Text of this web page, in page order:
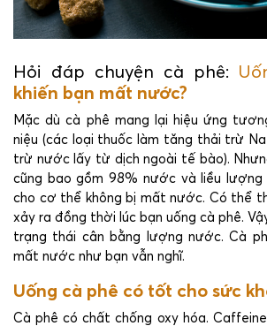
Hỏi đáp chuyện cà phê:
khiến bạn mất nước?
Mặc dù cà phê mang lại hiệu ứng
niệu (các loại thuốc làm tăng thải trừ
trừ nước lấy từ dịch ngoài tế bào).
cũng bao gồm 98% nước và liều lượng
cho cơ thể không bị mất nước. Có thể
xảy ra đồng thời lúc bạn uống cà phê.
trạng thái cân bằng lượng nước. Cà
mất nước như bạn vẫn nghĩ.
Uống cà phê có tốt cho sức
Cà phê có chất chống oxy hóa.